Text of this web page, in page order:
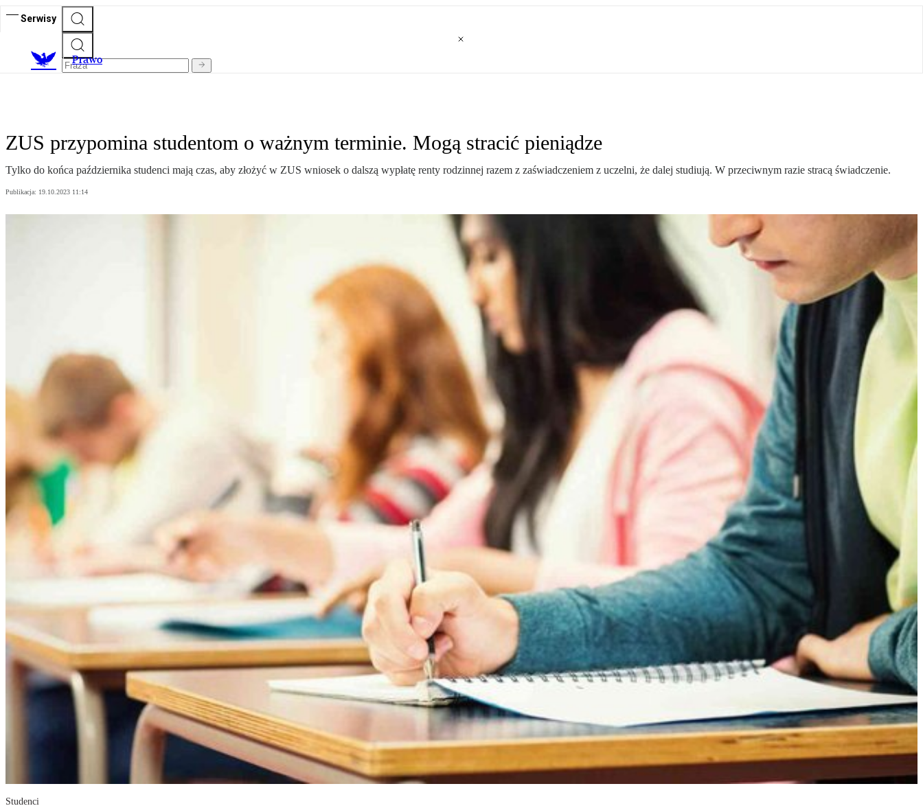
Serwisy
Prawo
ZUS przypomina studentom o ważnym terminie. Mogą stracić pieniądze
Tylko do końca października studenci mają czas, aby złożyć w ZUS wniosek o dalszą wypłatę renty rodzinnej razem z zaświadczeniem z uczelni, że dalej studiują. W przeciwnym razie stracą świadczenie.
Publikacja: 19.10.2023 11:14
Studenci